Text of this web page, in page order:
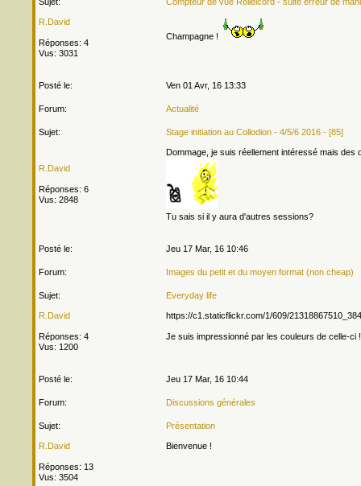
R.David
Réponses: 4
Vus: 3031
Champagne !
Posté le: Ven 01 Avr, 16 13:33
Forum: Actualité
Sujet: Stage initiation au Collodion - 4/5/6 2016 - [85]
R.David
Réponses: 6
Vus: 2848
Dommage, je suis réellement intéressé mais des
Tu sais si il y aura d'autres sessions?
Posté le: Jeu 17 Mar, 16 10:46
Forum: Images du petit et du moyen format (non cheap)
Sujet: Everyday life
R.David
Réponses: 4
Vus: 1200
https://c1.staticflickr.com/1/609/
Je suis impressionné par les couleurs de celle-ci
Posté le: Jeu 17 Mar, 16 10:44
Forum: Discussions générales
Sujet: Présentation
R.David
Réponses: 13
Vus: 3504
Bienvenue !